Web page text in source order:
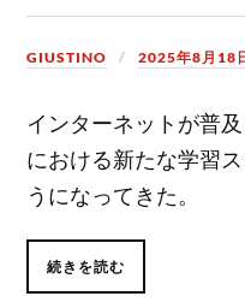
GIUSTINO 2025年8月18
インターネットが普
における新たな学習
うになってきた。
続きを読む